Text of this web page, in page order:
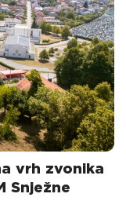
vrh zvonika
Snježne